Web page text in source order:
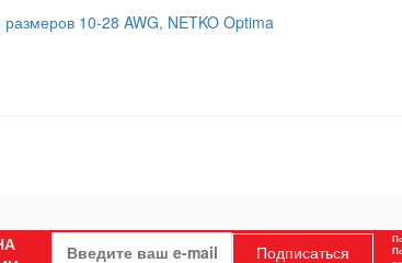
10-28 AWG, NETKO Optima
Подписаться